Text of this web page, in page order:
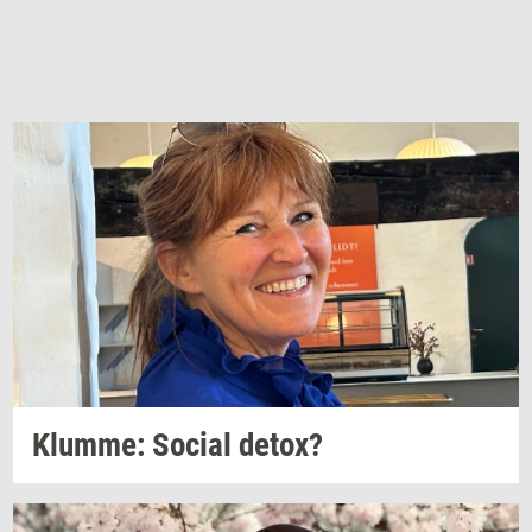
Klum­me: So­ci­al detox?